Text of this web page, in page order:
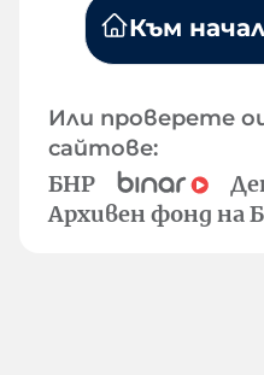
Към
Или проверете
сайтове:
БНР
Архивен фонд на